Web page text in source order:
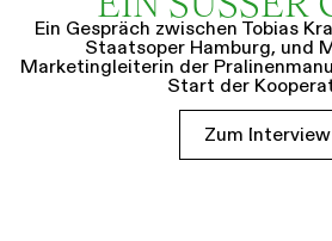
Ein Gespräch zwischen Tobias
Staatsoper Hamburg, und
Marketingleiterin der
Start der
Zum Interview